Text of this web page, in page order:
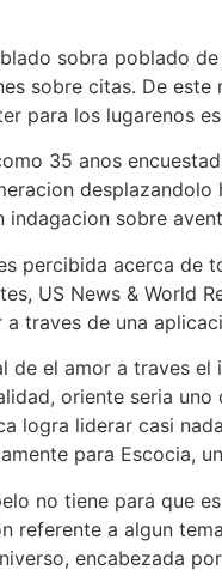
sobra poblado
sobre citas. De este
los lugarenos
35 anos
sobre
percibida acerca
US News & World
traves de una
el amor a traves
oriente seri­a
logra liderar casi
para Escocia,
no tiene para que
a algun
encabezada